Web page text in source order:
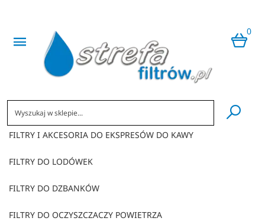
0
​
FILTRY I AKCESORIA DO EKSPRESÓW DO KAWY
FILTRY DO LODÓWEK
FILTRY DO DZBANKÓW
FILTRY DO OCZYSZCZACZY POWIETRZA